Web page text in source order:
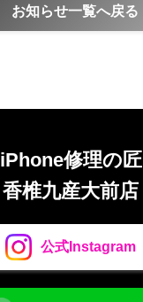
お知らせ一覧へ戻る
iPhone修理の匠
香椎九産大前店
公式Instagram